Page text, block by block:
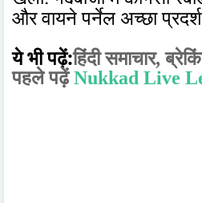
और वायने पर्नेल अच्छा
ये भी पढ़ें:हिंदी समाचार,
पहले पढ़ेंNukkad Live